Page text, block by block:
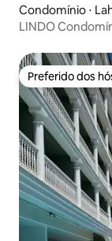
Condomínio ⋅
LINDO
Preferido dos
Preferido dos